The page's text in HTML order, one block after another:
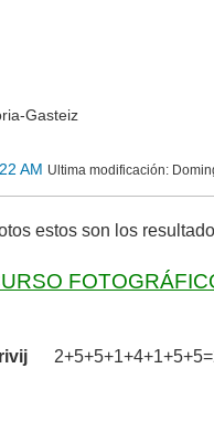
Gasteiz
AM Ultima modificación:
estos son los